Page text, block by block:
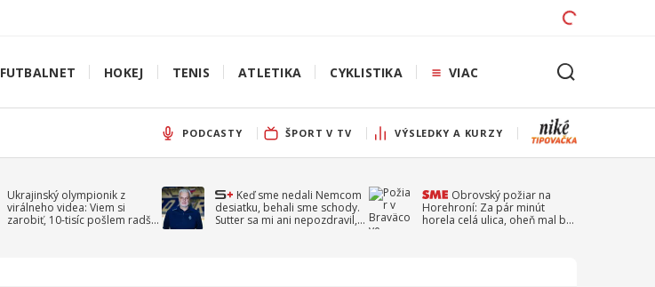
FUTBALNET HOKEJ TENIS ATLETIKA CYKLISTIKA VIAC
PODCASTY ŠPORT V TV VÝSLEDKY A KURZY
Ukrajinský olympionik z
virálneho videa: Viem si
zarobiť, 10-tisíc pošlem radšej
Keď sme nedali Nemcom
desiatku, behali sme schody.
Sutter sa mi ani nepozdravil,
Obrovský požiar na
Horehroní: Za pár minút
horela celá ulica, oheň mal byť